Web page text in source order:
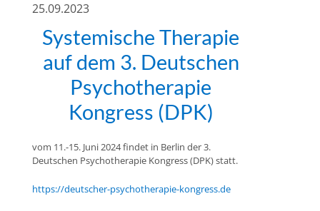
25.09.2023
Systemische Therapie
auf dem 3. Deutschen
Psychotherapie
Kongress (DPK)
vom 11.-15. Juni 2024 findet in Berlin der 3.
Deutschen Psychotherapie Kongress (DPK) statt.
https://deutscher-psychotherapie-kongress.de